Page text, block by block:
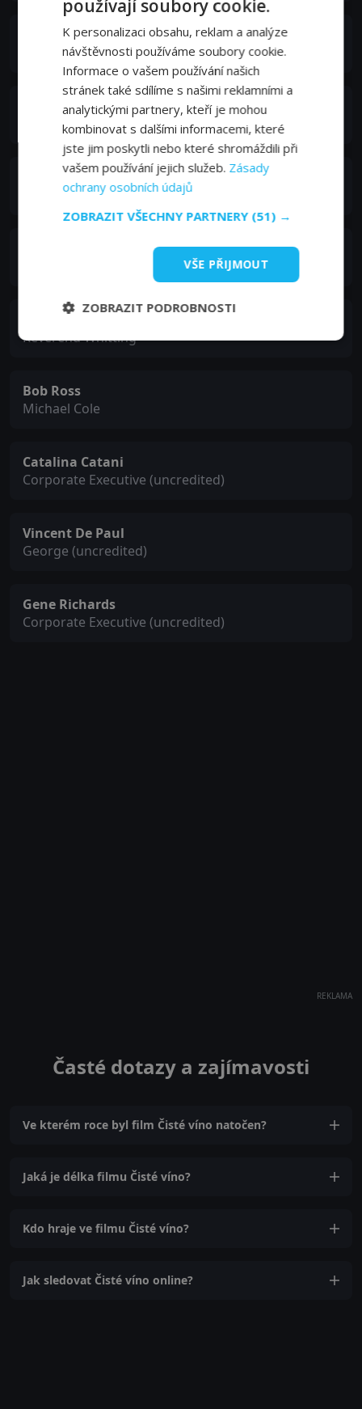
Brittany Ishibashi
Bruce Nozick
Thomas Jenkins
Jo Champa
Ron Harper
Reverend Whitting
Bob Ross
Michael Cole
Catalina Catani
Corporate Executive (uncredited)
Vincent De Paul
George (uncredited)
Gene Richards
Corporate Executive (uncredited)
REKLAMA
Časté dotazy a zajímavosti
Ve kterém roce byl film Čisté víno natočen?
Jaká je délka filmu Čisté víno?
Kdo hraje ve filmu Čisté víno?
Jak sledovat Čisté víno online?
používají soubory cookie.
K personalizaci obsahu, reklam a analýze
návštěvnosti používáme soubory cookie.
Informace o vašem používání našich
stránek také sdílíme s našimi reklamními a
analytickými partnery, kteří je mohou
kombinovat s dalšími informacemi, které
jste jim poskytli nebo které shromáždili při
vašem používání jejich služeb. Zásady
ochrany osobních údajů
ZOBRAZIT VŠECHNY PARTNERY (51) →
VŠE PŘIJMOUT
ZOBRAZIT PODROBNOSTI